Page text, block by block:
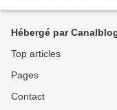
Hébergé par
Top articles
Pages
Contact